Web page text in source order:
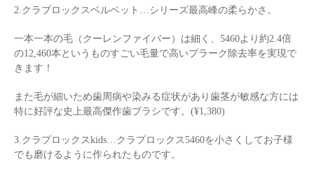
2.クラプロックスベルベット…シリーズ最高峰の柔らかさ。
一本一本の毛（クーレンファイバー）は細く、5460より約2.4倍
の12,460本というものすごい毛量で高いプラーク除去率を実現で
きます！
また毛が細いため歯周病や染みる症状があり歯茎が敏感な方には
特に好評な史上最高傑作歯ブラシです。(¥1,380)
3.クラプロックスkids…クラプロックス5460を小さくしてお子様
でも磨けるように作られたものです。